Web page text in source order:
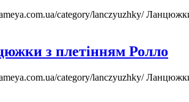
category/lanczyuzhky/
з плетінням Ролло
category/lanczyuzhky/